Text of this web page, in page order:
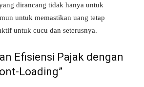
dirancang tidak hanya untuk
untuk memastikan uang tetap
untuk cucu dan seterusnya.
Efisiensi Pajak dengan
Loading”